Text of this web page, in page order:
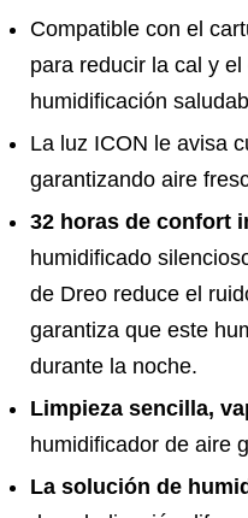
Compatible con el
para reducir la cal y
humidificación
La luz ICON le avisa
garantizando aire
32 horas de confort
humidificado
de Dreo reduce el
garantiza que este
durante la noche.
Limpieza sencilla,
humidificador de aire
La solución de